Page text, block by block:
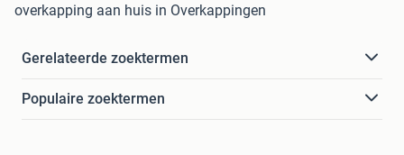
overkapping aan huis in Overkappingen
Gerelateerde zoektermen
Populaire zoektermen